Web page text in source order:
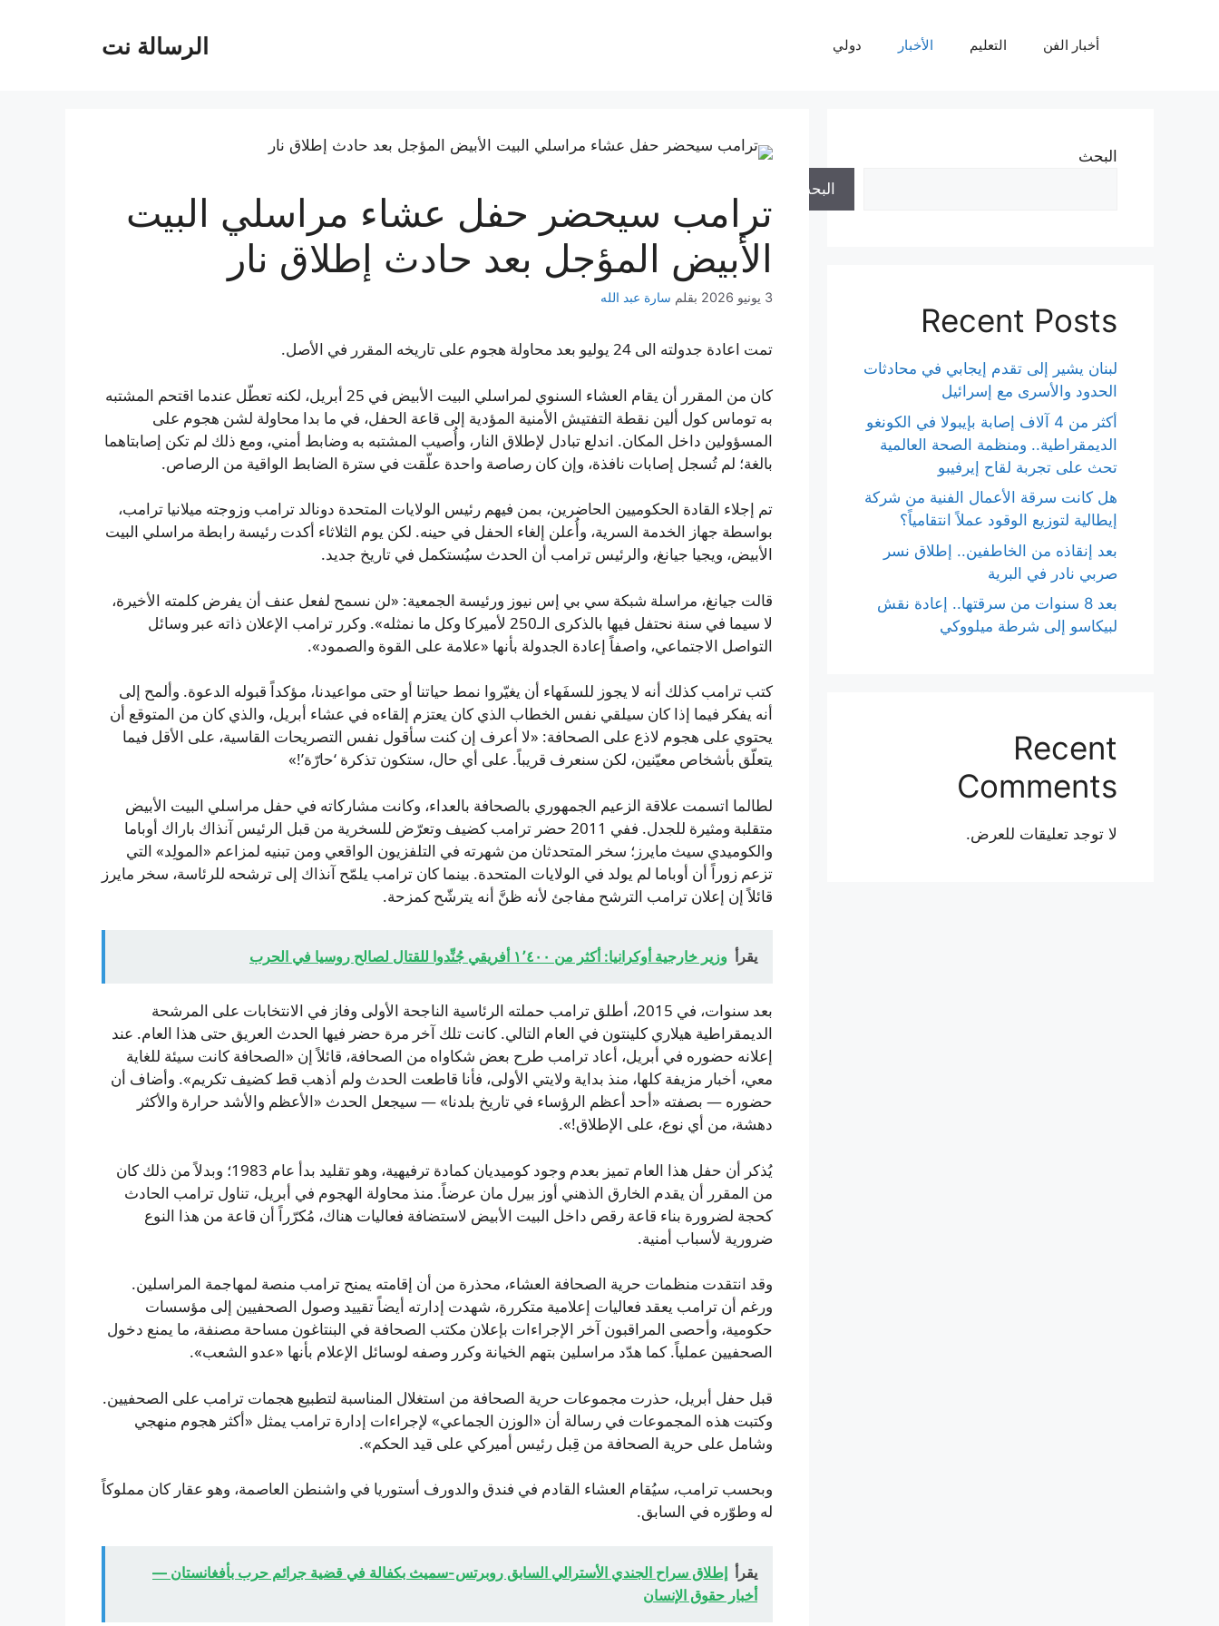
الرسالة نت أخبار الفن التعليم الأخبار دولي
ترامب سيحضر حفل عشاء مراسلي البيت
الأبيض المؤجل بعد حادث إطلاق نار
3 يونيو 2026 بقلم سارة عبد الله
تمت اعادة جدولته الى 24 يوليو بعد محاولة هجوم على تاريخه المقرر في الأصل.
كان من المقرر أن يقام العشاء السنوي لمراسلي البيت الأبيض في 25 أبريل، لكنه تعطّل عندما اقتحم المشتبه
به توماس كول ألين نقطة التفتيش الأمنية المؤدية إلى قاعة الحفل، في ما بدا محاولة لشن هجوم على
المسؤولين داخل المكان. اندلع تبادل لإطلاق النار، وأُصيب المشتبه به وضابط أمني، ومع ذلك لم تكن إصابتاهما
بالغة؛ لم تُسجل إصابات نافذة، وإن كان رصاصة واحدة علّقت في سترة الضابط الواقية من الرصاص.
تم إجلاء القادة الحكوميين الحاضرين، بمن فيهم رئيس الولايات المتحدة دونالد ترامب وزوجته ميلانيا ترامب،
بواسطة جهاز الخدمة السرية، وأُعلن إلغاء الحفل في حينه. لكن يوم الثلاثاء أكدت رئيسة رابطة مراسلي البيت
الأبيض، ويجيا جيانغ، والرئيس ترامب أن الحدث سيُستكمل في تاريخ جديد.
قالت جيانغ، مراسلة شبكة سي بي إس نيوز ورئيسة الجمعية: «لن نسمح لفعل عنف أن يفرض كلمته الأخيرة،
لا سيما في سنة نحتفل فيها بالذكرى الـ250 لأميركا وكل ما نمثله». وكرر ترامب الإعلان ذاته عبر وسائل
التواصل الاجتماعي، واصفاً إعادة الجدولة بأنها «علامة على القوة والصمود».
كتب ترامب كذلك أنه لا يجوز للسفَهاء أن يغيّروا نمط حياتنا أو حتى مواعيدنا، مؤكداً قبوله الدعوة. وألمح إلى
أنه يفكر فيما إذا كان سيلقي نفس الخطاب الذي كان يعتزم إلقاءه في عشاء أبريل، والذي كان من المتوقع أن
يحتوي على هجوم لاذع على الصحافة: «لا أعرف إن كنت سأقول نفس التصريحات القاسية، على الأقل فيما
يتعلّق بأشخاص معيّنين، لكن سنعرف قريباً. على أي حال، ستكون تذكرة ‘حارّة’!»
لطالما اتسمت علاقة الزعيم الجمهوري بالصحافة بالعداء، وكانت مشاركاته في حفل مراسلي البيت الأبيض
متقلبة ومثيرة للجدل. ففي 2011 حضر ترامب كضيف وتعرّض للسخرية من قبل الرئيس آنذاك باراك أوباما
والكوميدي سيث مايرز؛ سخر المتحدثان من شهرته في التلفزيون الواقعي ومن تبنيه لمزاعم «المولِد» التي
تزعم زوراً أن أوباما لم يولد في الولايات المتحدة. بينما كان ترامب يلمّح آنذاك إلى ترشحه للرئاسة، سخر مايرز
قائلاً إن إعلان ترامب الترشح مفاجئ لأنه ظنَّ أنه يترشّح كمزحة.
يقرأ وزير خارجية أوكرانيا: أكثر من ١٬٤٠٠ أفريقي جُنِّدوا للقتال لصالح روسيا في الحرب
بعد سنوات، في 2015، أطلق ترامب حملته الرئاسية الناجحة الأولى وفاز في الانتخابات على المرشحة
الديمقراطية هيلاري كلينتون في العام التالي. كانت تلك آخر مرة حضر فيها الحدث العريق حتى هذا العام. عند
إعلانه حضوره في أبريل، أعاد ترامب طرح بعض شكاواه من الصحافة، قائلاً إن «الصحافة كانت سيئة للغاية
معي، أخبار مزيفة كلها، منذ بداية ولايتي الأولى، فأنا قاطعت الحدث ولم أذهب قط كضيف تكريم». وأضاف أن
حضوره — بصفته «أحد أعظم الرؤساء في تاريخ بلدنا» — سيجعل الحدث «الأعظم والأشد حرارة والأكثر
دهشة، من أي نوع، على الإطلاق!».
يُذكر أن حفل هذا العام تميز بعدم وجود كوميديان كمادة ترفيهية، وهو تقليد بدأ عام 1983؛ وبدلاً من ذلك كان
من المقرر أن يقدم الخارق الذهني أوز بيرل مان عرضاً. منذ محاولة الهجوم في أبريل، تناول ترامب الحادث
كحجة لضرورة بناء قاعة رقص داخل البيت الأبيض لاستضافة فعاليات هناك، مُكرّراً أن قاعة من هذا النوع
ضرورية لأسباب أمنية.
وقد انتقدت منظمات حرية الصحافة العشاء، محذرة من أن إقامته يمنح ترامب منصة لمهاجمة المراسلين.
ورغم أن ترامب يعقد فعاليات إعلامية متكررة، شهدت إدارته أيضاً تقييد وصول الصحفيين إلى مؤسسات
حكومية، وأحصى المراقبون آخر الإجراءات بإعلان مكتب الصحافة في البنتاغون مساحة مصنفة، ما يمنع دخول
الصحفيين عملياً. كما هدّد مراسلين بتهم الخيانة وكرر وصفه لوسائل الإعلام بأنها «عدو الشعب».
قبل حفل أبريل، حذرت مجموعات حرية الصحافة من استغلال المناسبة لتطبيع هجمات ترامب على الصحفيين.
وكتبت هذه المجموعات في رسالة أن «الوزن الجماعي» لإجراءات إدارة ترامب يمثل «أكثر هجوم منهجي
وشامل على حرية الصحافة من قِبل رئيس أميركي على قيد الحكم».
وبحسب ترامب، سيُقام العشاء القادم في فندق والدورف أستوريا في واشنطن العاصمة، وهو عقار كان مملوكاً
له وطوّره في السابق.
يقرأ إطلاق سراح الجندي الأسترالي السابق روبرتس-سميث بكفالة في قضية جرائم حرب بأفغانستان —
أخبار حقوق الإنسان
البحث
البحث
Recent Posts
لبنان يشير إلى تقدم إيجابي في محادثات
الحدود والأسرى مع إسرائيل
أكثر من 4 آلاف إصابة بإيبولا في الكونغو
الديمقراطية.. ومنظمة الصحة العالمية
تحث على تجربة لقاح إيرفيبو
هل كانت سرقة الأعمال الفنية من شركة
إيطالية لتوزيع الوقود عملاً انتقامياً؟
بعد إنقاذه من الخاطفين.. إطلاق نسر
صربي نادر في البرية
بعد 8 سنوات من سرقتها.. إعادة نقش
لبيكاسو إلى شرطة ميلووكي
Recent
Comments
لا توجد تعليقات للعرض.